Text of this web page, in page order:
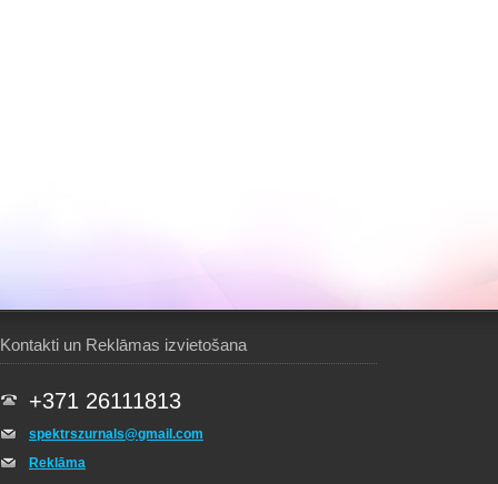
Kontakti un Reklāmas izvietošana
+371 26111813
spektrszurnals@gmail.com
Reklāma